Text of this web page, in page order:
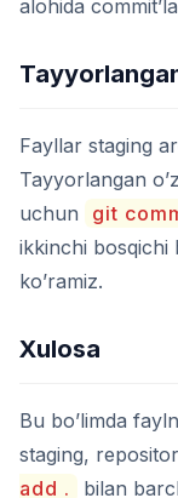
alohida
Fayllar staging
Tayyorlangan
uchun
git
ikkinchi bosqichi
ko’ramiz.
Xulosa
Bu bo’limda
staging,
add .
bilan